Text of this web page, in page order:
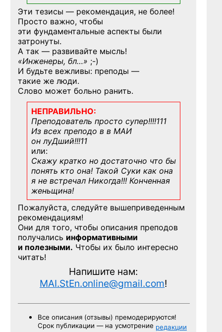
Эти тезисы — рекомендация, не более!
Просто важно, чтобы
эти фундаментальные аспекты были
затронуты.
А так — развивайте мысль!
«Инженеры, бл…» ;-)
И будьте вежливы: преподы —
такие же люди.
Слово может больно ранить.
НЕПРАВИЛЬНО:
Преподователь просто супер!!!!111
Из всех преподо в в МАИ
он луДший!!!11
или:
Скажу кратко но достаточно что бы
понять кто она! Такой Суки как она
я не встречал Никогда!!! Конченная
женьщина!
Пожалуйста, следуйте вышеприведенным
рекомендациям!
Они для того, чтобы описания преподов
получались информативными
и полезными. Чтобы их было интересно
читать!
Напишите нам:
MAI.StEn.online@gmail.com!
Все описания (отзывы) премодерируются!
Срок публикации — на усмотрение редакции